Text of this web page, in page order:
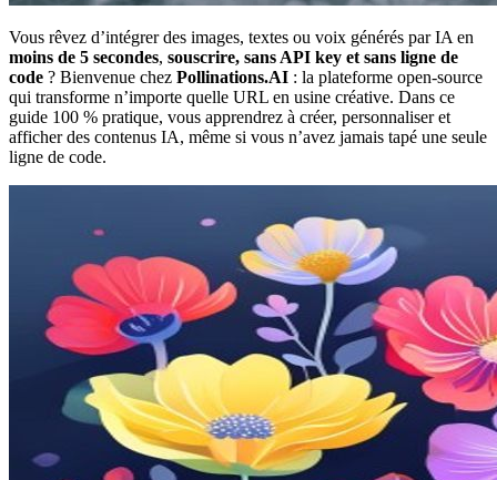
Vous rêvez d’intégrer des images, textes ou voix générés par IA en
moins de 5 secondes, souscrire, sans API key et sans ligne de
code ? Bienvenue chez Pollinations.AI : la plateforme open-source
qui transforme n’importe quelle URL en usine créative. Dans ce
guide 100 % pratique, vous apprendrez à créer, personnaliser et
afficher des contenus IA, même si vous n’avez jamais tapé une seule
ligne de code.